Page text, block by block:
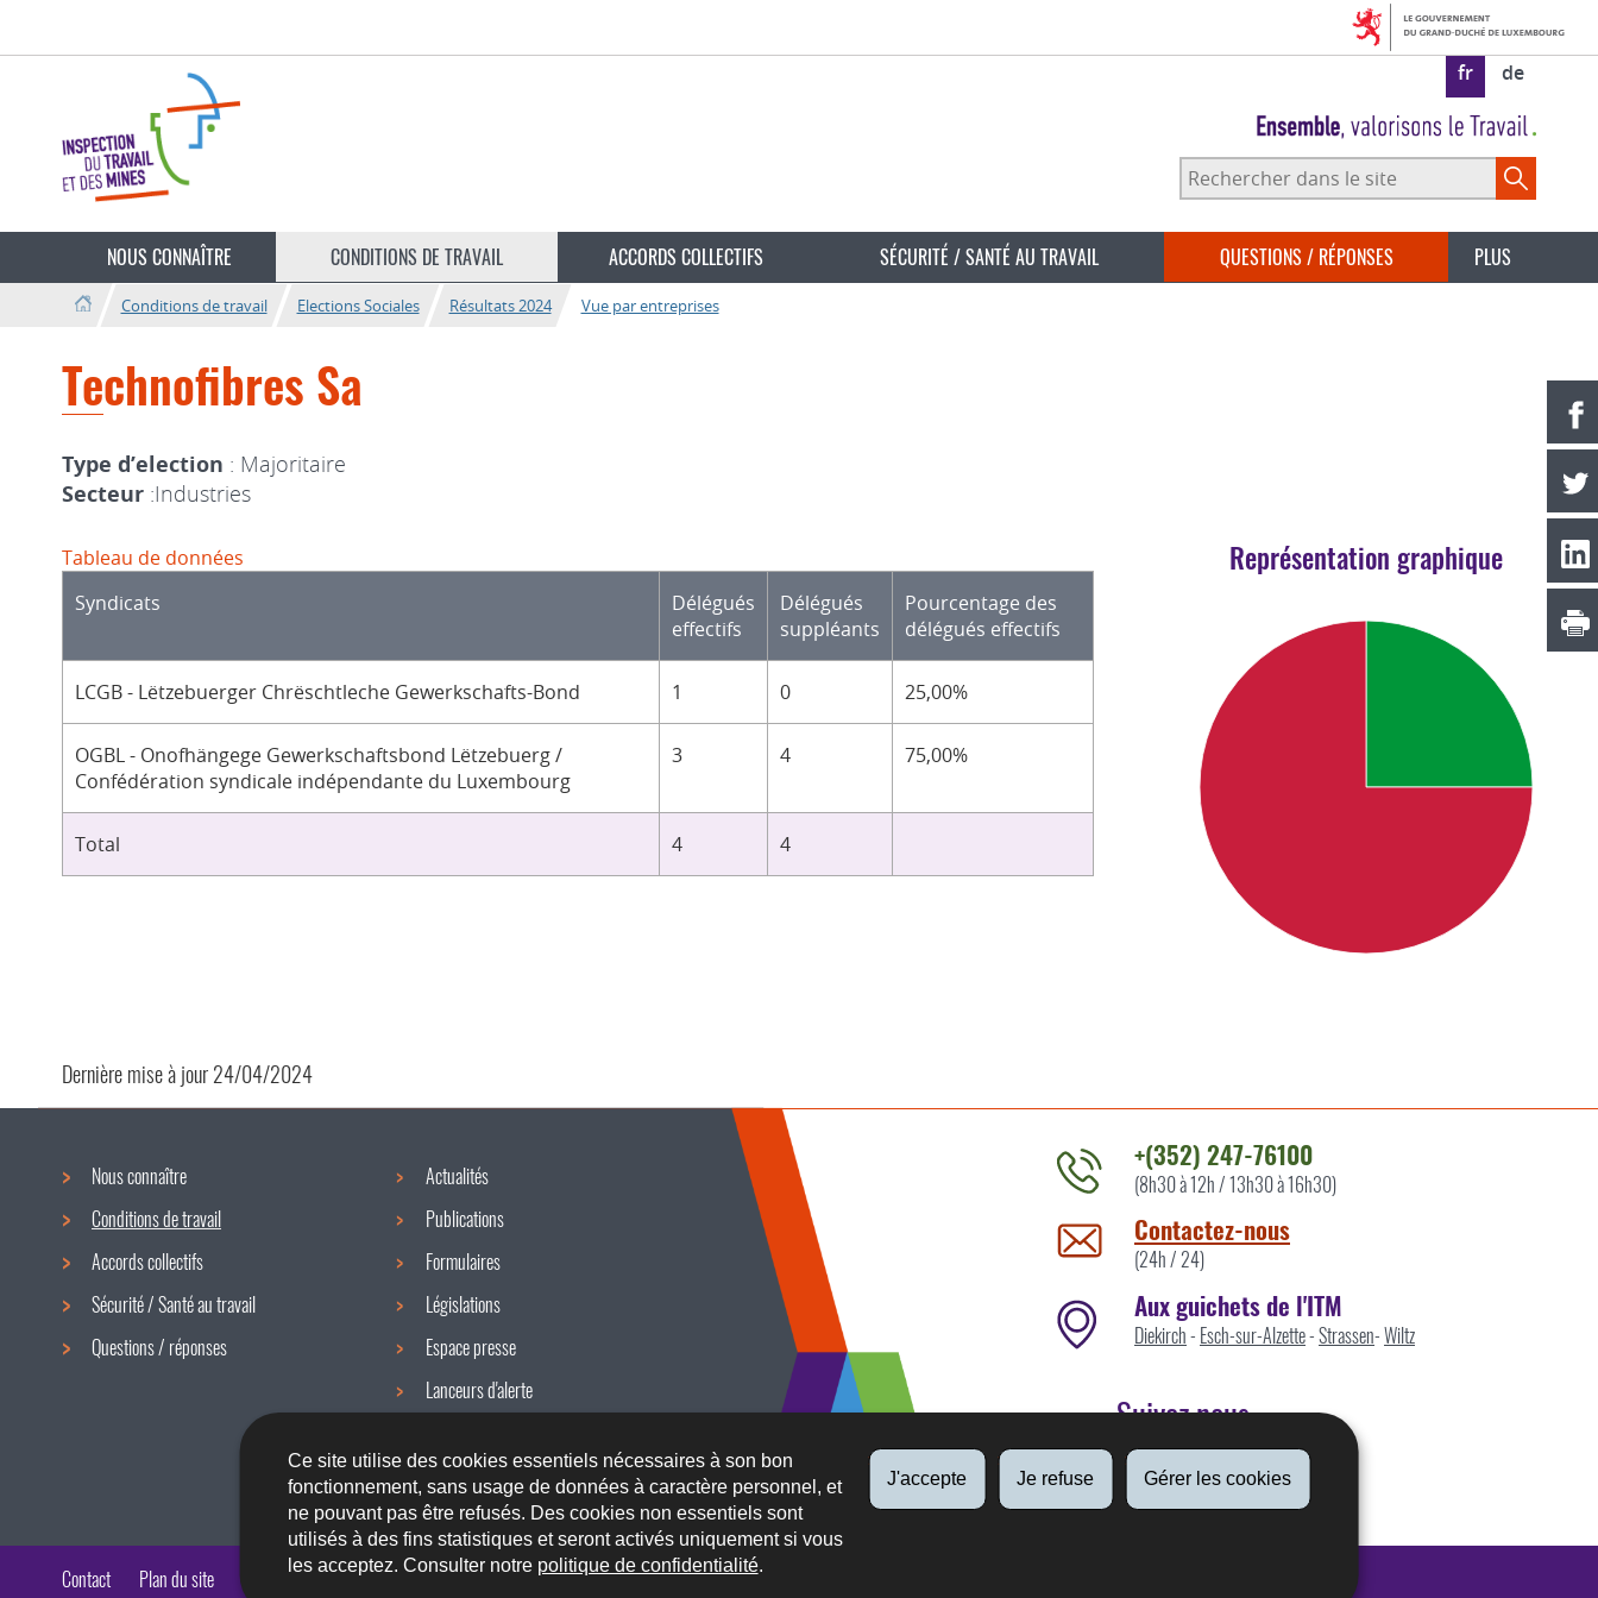
Ce site utilise des cookies essentiels nécessaires à son bon
fonctionnement, sans usage de données à caractère personnel, et
ne pouvant pas être refusés. Des cookies non essentiels sont
utilisés à des fins statistiques et seront activés uniquement si vous
les acceptez. Consulter notre politique de confidentialité.
J'accepte Je refuse Gérer les cookies
langue
fr de
Rechercher
dans
NOUS CONNAÎTRE CONDITIONS DE TRAVAIL ACCORDS COLLECTIFS SÉCURITÉ / SANTÉ AU TRAVAIL QUESTIONS / RÉPONSES PLUS
Conditions de travail Elections Sociales Résultats 2024 Vue par entreprises
Technofibres Sa
Type d’election : Majoritaire
Secteur :Industries
Tableau de données
Syndicats
Délégués
effectifs
Délégués
suppléants
Pourcentage des
délégués effectifs
LCGB - Lëtzebuerger Chrëschtleche Gewerkschafts-Bond 1 0 25,00%
OGBL - Onofhängege Gewerkschaftsbond Lëtzebuerg /
Confédération syndicale indépendante du Luxembourg
3 4 75,00%
Total 4 4
Représentation graphique
Dernière mise à jour24/04/2024
Menu
de
navigation
Nous connaître
Conditions de travail
Accords collectifs
Sécurité / Santé au travail
Questions / réponses
Actualités
Publications
Formulaires
Législations
Espace presse
Lanceurs d'alerte
Contacter
l'ITM
par
+(352) 247-76100
(8h30 à 12h / 13h30 à 16h30)
Contactez-nous
(24h / 24)
Aux guichets de l'ITM
Diekirch- Esch-sur-Alzette-Strassen-Wiltz
Suivez nous
Linkedin
Contact Plan du site A propos du site Accessibilité Aspects légaux Protection des données